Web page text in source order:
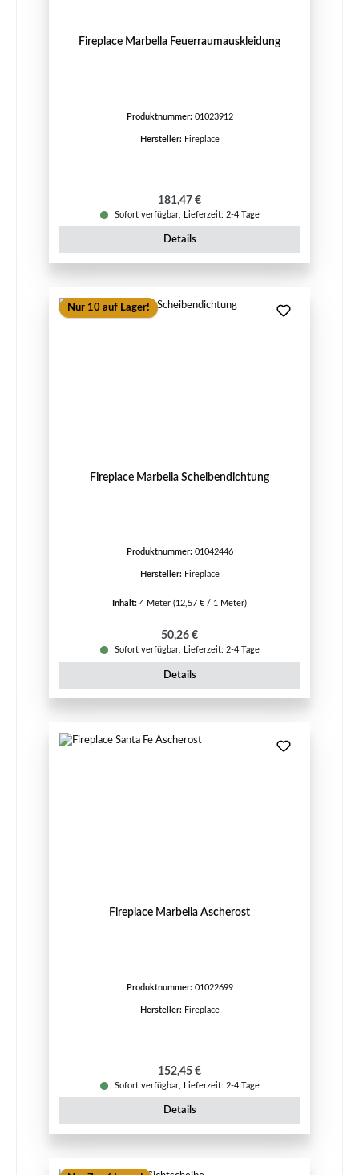
Fireplace Marbella Feuerraumauskleidung
Produktnummer: 01023912
Hersteller: Fireplace
Regulärer Preis:
181,47 €
Sofort verfügbar, Lieferzeit: 2-4 Tage
Details
Nur 10 auf Lager!
Fireplace Marbella Scheibendichtung
Produktnummer: 01042446
Hersteller: Fireplace
Inhalt: 4 Meter (12,57 € / 1 Meter)
Regulärer Preis:
50,26 €
Sofort verfügbar, Lieferzeit: 2-4 Tage
Details
Fireplace Marbella Ascherost
Produktnummer: 01022699
Hersteller: Fireplace
Regulärer Preis:
152,45 €
Sofort verfügbar, Lieferzeit: 2-4 Tage
Details